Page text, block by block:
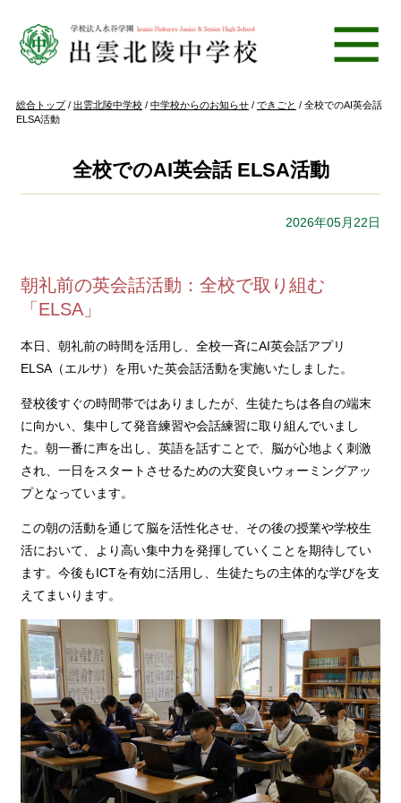
現
在
総合トップ/ 出雲北陵中学校 / 中学校からのお知らせ / できごと / 全校でのAI英会話
ELSA活動
全校でのAI英会話 ELSA活動
2026年05月22日
朝礼前の英会話活動：全校で取り組む
「ELSA」
本日、朝礼前の時間を活用し、全校一斉にAI英会話アプリ
ELSA（エルサ）を用いた英会話活動を実施いたしました。
登校後すぐの時間帯ではありましたが、生徒たちは各自の端末
に向かい、集中して発音練習や会話練習に取り組んでいまし
た。朝一番に声を出し、英語を話すことで、脳が心地よく刺激
され、一日をスタートさせるための大変良いウォーミングアッ
プとなっています。
この朝の活動を通じて脳を活性化させ、その後の授業や学校生
活において、より高い集中力を発揮していくことを期待してい
ます。今後もICTを有効に活用し、生徒たちの主体的な学びを支
えてまいります。